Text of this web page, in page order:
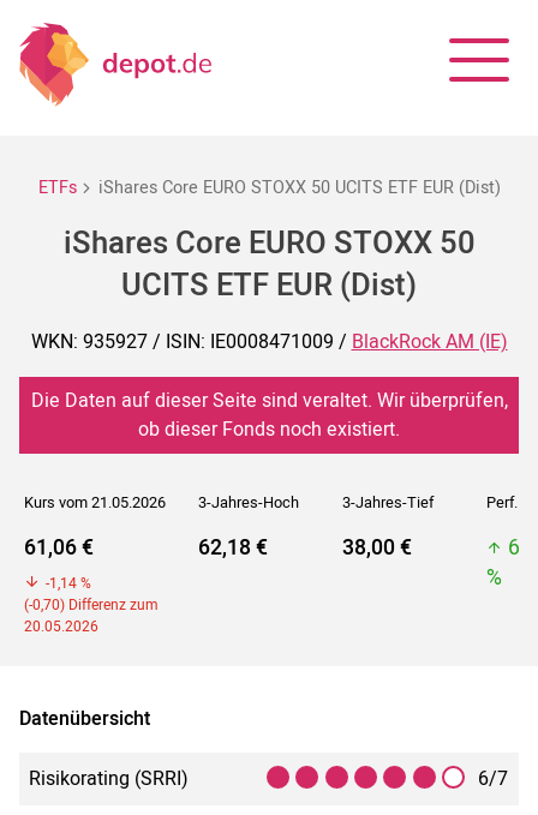
ETFs iShares Core EURO STOXX 50 UCITS ETF EUR (Dist)
iShares Core EURO STOXX 50
UCITS ETF EUR (Dist)
WKN: 935927 / ISIN: IE0008471009 /BlackRock AM (IE)
Die Daten auf dieser Seite sind veraltet. Wir überprüfen,
ob dieser Fonds noch existiert.
Kurs vom 21.05.2026 3-Jahres-Hoch 3-Jahres-Tief Perf. 5J
61,06 €
-1,14 %
(-0,70) Differenz zum
20.05.2026
62,18 € 38,00 €
%
Datenübersicht
Risikorating (SRRI)
6/7